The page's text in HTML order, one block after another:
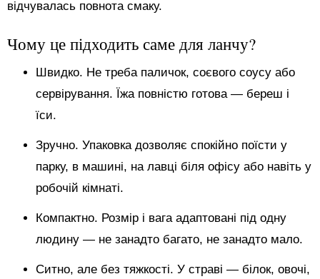
відчувалась повнота смаку.
Чому це підходить саме для ланчу?
Швидко. Не треба паличок, соєвого соусу або
сервірування. Їжа повністю готова — береш і
їси.
Зручно. Упаковка дозволяє спокійно поїсти у
парку, в машині, на лавці біля офісу або навіть у
робочій кімнаті.
Компактно. Розмір і вага адаптовані під одну
людину — не занадто багато, не занадто мало.
Ситно, але без тяжкості. У страві — білок, овочі,